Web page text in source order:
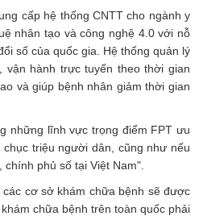
cấp hệ thống CNTT cho ngành y
nhân tạo và công nghệ 4.0 với nỗ
số của quốc gia. Hệ thống quản lý
vận hành trực tuyến theo thời gian
và giúp bệnh nhân giảm thời gian
những lĩnh vực trọng điểm FPT ưu
triệu người dân, cũng như nếu
phủ số tại Việt Nam".
cơ sở khám chữa bệnh sẽ được
chữa bệnh trên toàn quốc phải